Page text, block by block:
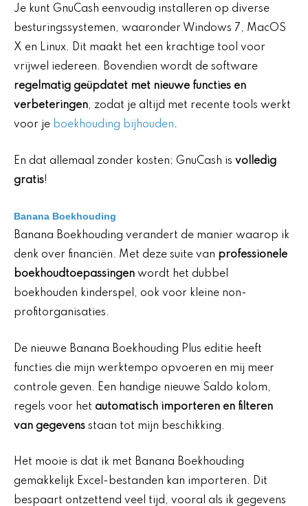
Je kunt GnuCash eenvoudig installeren op diverse
besturingssystemen, waaronder Windows 7, MacOS
X en Linux. Dit maakt het een krachtige tool voor
vrijwel iedereen. Bovendien wordt de software
regelmatig geüpdatet met nieuwe functies en
verbeteringen, zodat je altijd met recente tools werkt
voor je boekhouding bijhouden.
En dat allemaal zonder kosten; GnuCash is volledig
gratis!
Banana Boekhouding
Banana Boekhouding verandert de manier waarop ik
denk over financiën. Met deze suite van professionele
boekhoudtoepassingen wordt het dubbel
boekhouden kinderspel, ook voor kleine non-
profitorganisaties.
De nieuwe Banana Boekhouding Plus editie heeft
functies die mijn werktempo opvoeren en mij meer
controle geven. Een handige nieuwe Saldo kolom,
regels voor het automatisch importeren en filteren
van gegevens staan tot mijn beschikking.
Het mooie is dat ik met Banana Boekhouding
gemakkelijk Excel-bestanden kan importeren. Dit
bespaart ontzettend veel tijd, vooral als ik gegevens